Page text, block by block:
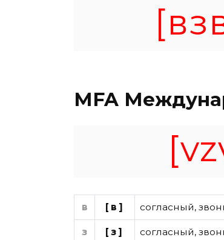
MFA
в [в] согласный,
з [з] согласный,